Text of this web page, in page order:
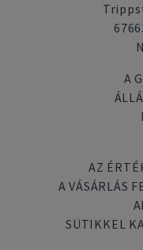
A
AZ
A VÁSÁRLÁS
SÜTIKKEL